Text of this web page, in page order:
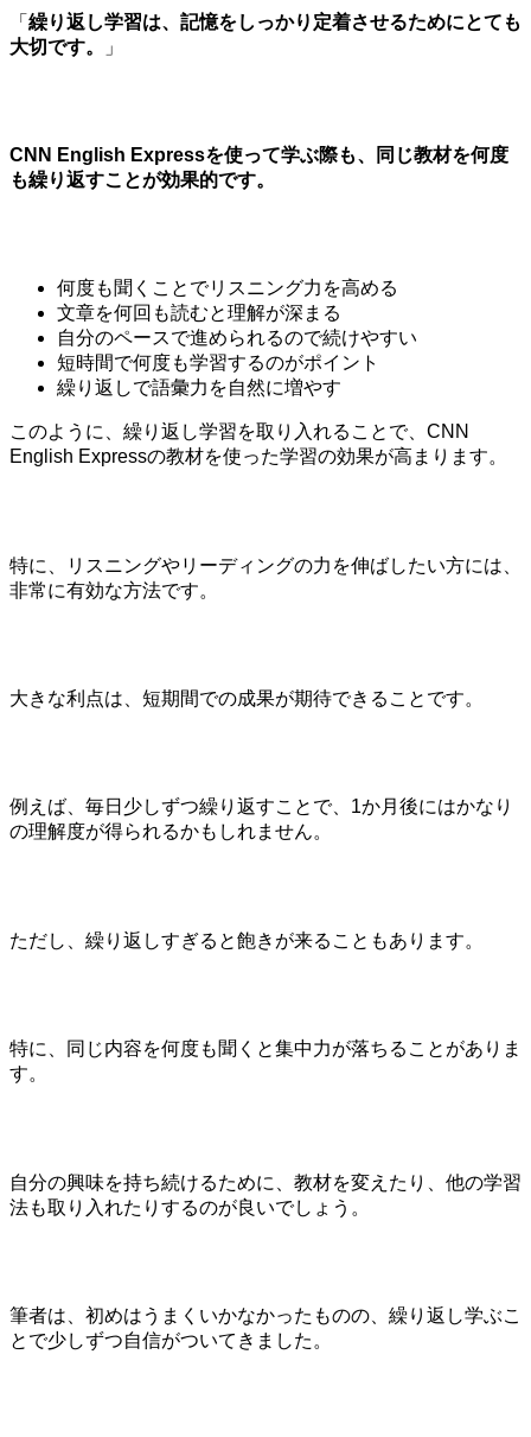
「 繰り返し学習は、記憶をしっかり定着させるためにとても
大切です。
」
CNN English Expressを使って学ぶ際も、同じ教材を何度
も繰り返すことが効果的です。
何度も聞くことでリスニング力を高める
文章を何回も読むと理解が深まる
自分のペースで進められるので続けやすい
短時間で何度も学習するのがポイント
繰り返しで語彙力を自然に増やす
このように、繰り返し学習を取り入れることで、CNN
English Expressの教材を使った学習の効果が高まります。
特に、リスニングやリーディングの力を伸ばしたい方には、
非常に有効な方法です。
大きな利点は、短期間での成果が期待できることです。
例えば、毎日少しずつ繰り返すことで、1か月後にはかなり
の理解度が得られるかもしれません。
ただし、繰り返しすぎると飽きが来ることもあります。
特に、同じ内容を何度も聞くと集中力が落ちることがありま
す。
自分の興味を持ち続けるために、教材を変えたり、他の学習
法も取り入れたりするのが良いでしょう。
筆者は、初めはうまくいかなかったものの、繰り返し学ぶこ
とで少しずつ自信がついてきました。